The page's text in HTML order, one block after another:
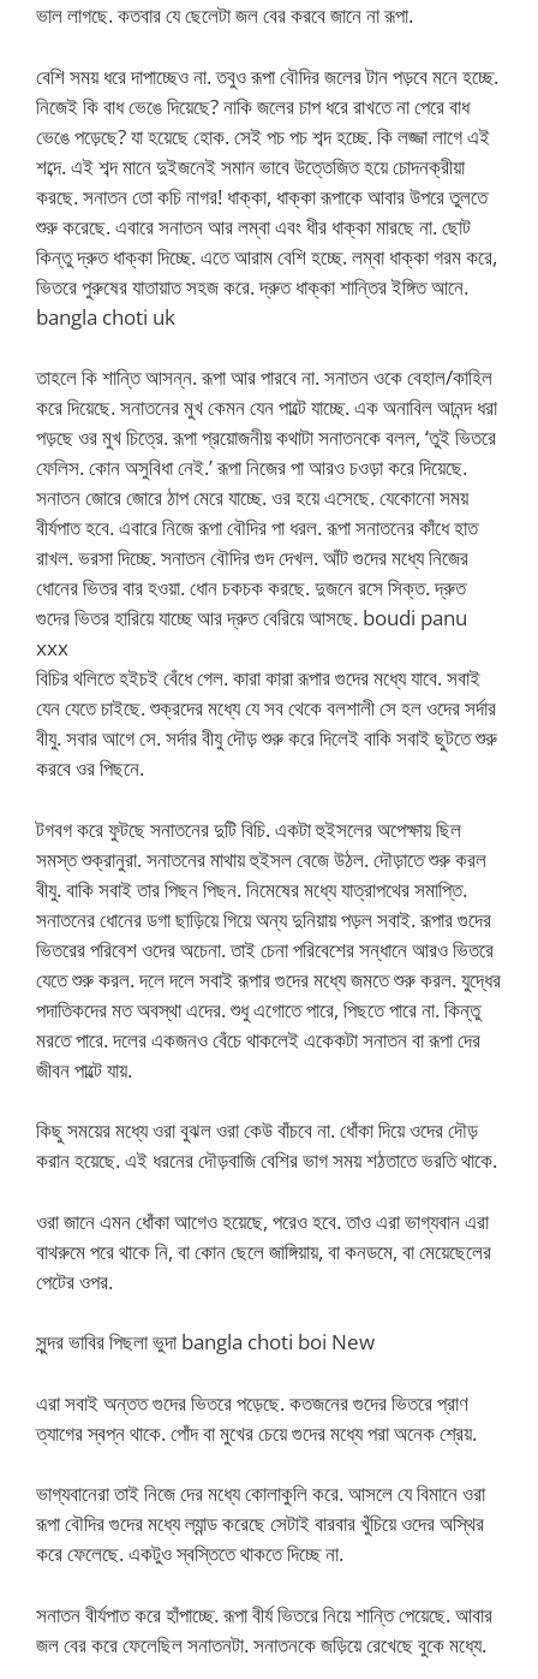
ভাল লাগছে. কতবার যে ছেলেটা জল বের করবে জানে না রূপা.
বেশি সময় ধরে দাপাচ্ছেও না. তবুও রূপা বৌদির জলের টান পড়বে মনে হচ্ছে.
নিজেই কি বাধ ভেঙে দিয়েছে? নাকি জলের চাপ ধরে রাখতে না পেরে বাধ
ভেঙে পড়েছে? যা হয়েছে হোক. সেই পচ পচ শব্দ হচ্ছে. কি লজ্জা লাগে এই
শব্দে. এই শব্দ মানে দুইজনেই সমান ভাবে উত্তেজিত হয়ে চোদনক্রীয়া
করছে. সনাতন তো কচি নাগর! ধাক্কা, ধাক্কা রূপাকে আবার উপরে তুলতে
শুরু করেছে. এবারে সনাতন আর লম্বা এবং ধীর ধাক্কা মারছে না. ছোট
কিন্তু দ্রুত ধাক্কা দিচ্ছে. এতে আরাম বেশি হচ্ছে. লম্বা ধাক্কা গরম করে,
ভিতরে পুরুষের যাতায়াত সহজ করে. দ্রুত ধাক্কা শান্তির ইঙ্গিত আনে.
bangla choti uk
তাহলে কি শান্তি আসন্ন. রূপা আর পারবে না. সনাতন ওকে বেহাল/কাহিল
করে দিয়েছে. সনাতনের মুখ কেমন যেন পাল্টে যাচ্ছে. এক অনাবিল আনন্দ ধরা
পড়ছে ওর মুখ চিত্রে. রূপা প্রয়োজনীয় কথাটা সনাতনকে বলল, ‘তুই ভিতরে
ফেলিস. কোন অসুবিধা নেই.’ রূপা নিজের পা আরও চওড়া করে দিয়েছে.
সনাতন জোরে জোরে ঠাপ মেরে যাচ্ছে. ওর হয়ে এসেছে. যেকোনো সময়
বীর্যপাত হবে. এবারে নিজে রূপা বৌদির পা ধরল. রূপা সনাতনের কাঁধে হাত
রাখল. ভরসা দিচ্ছে. সনাতন বৌদির গুদ দেখল. আঁট গুদের মধ্যে নিজের
ধোনের ভিতর বার হওয়া. ধোন চকচক করছে. দুজনে রসে সিক্ত. দ্রুত
গুদের ভিতর হারিয়ে যাচ্ছে আর দ্রুত বেরিয়ে আসছে. boudi panu
xxx
বিচির থলিতে হইচই বেঁধে গেল. কারা কারা রূপার গুদের মধ্যে যাবে. সবাই
যেন যেতে চাইছে. শুক্রদের মধ্যে যে সব থেকে বলশালী সে হল ওদের সর্দার
বীযু. সবার আগে সে. সর্দার বীযু দৌড় শুরু করে দিলেই বাকি সবাই ছুটতে শুরু
করবে ওর পিছনে.
টগবগ করে ফুটছে সনাতনের দুটি বিচি. একটা হুইসলের অপেক্ষায় ছিল
সমস্ত শুক্রানুরা. সনাতনের মাথায় হুইসল বেজে উঠল. দৌড়াতে শুরু করল
বীযু. বাকি সবাই তার পিছন পিছন. নিমেষের মধ্যে যাত্রাপথের সমাপ্তি.
সনাতনের ধোনের ডগা ছাড়িয়ে গিয়ে অন্য দুনিয়ায় পড়ল সবাই. রূপার গুদের
ভিতরের পরিবেশ ওদের অচেনা. তাই চেনা পরিবেশের সন্ধানে আরও ভিতরে
যেতে শুরু করল. দলে দলে সবাই রূপার গুদের মধ্যে জমতে শুরু করল. যুদ্ধের
পদাতিকদের মত অবস্থা এদের. শুধু এগোতে পারে, পিছতে পারে না. কিন্তু
মরতে পারে. দলের একজনও বেঁচে থাকলেই একেকটা সনাতন বা রূপা দের
জীবন পাল্টে যায়.
কিছু সময়ের মধ্যে ওরা বুঝল ওরা কেউ বাঁচবে না. ধোঁকা দিয়ে ওদের দৌড়
করান হয়েছে. এই ধরনের দৌড়বাজি বেশির ভাগ সময় শঠতাতে ভরতি থাকে.
ওরা জানে এমন ধোঁকা আগেও হয়েছে, পরেও হবে. তাও এরা ভাগ্যবান এরা
বাথরুমে পরে থাকে নি, বা কোন ছেলে জাঙ্গিয়ায়, বা কনডমে, বা মেয়েছেলের
পেটের ওপর.
সুন্দর ভাবির পিছলা ভুদা bangla choti boi New
এরা সবাই অন্তত গুদের ভিতরে পড়েছে. কতজনের গুদের ভিতরে প্রাণ
ত্যাগের স্বপ্ন থাকে. পোঁদ বা মুখের চেয়ে গুদের মধ্যে পরা অনেক শ্রেয়.
ভাগ্যবানেরা তাই নিজে দের মধ্যে কোলাকুলি করে. আসলে যে বিমানে ওরা
রূপা বৌদির গুদের মধ্যে ল্যান্ড করেছে সেটাই বারবার খুঁচিয়ে ওদের অস্থির
করে ফেলেছে. একটুও স্বস্তিতে থাকতে দিচ্ছে না.
সনাতন বীর্যপাত করে হাঁপাচ্ছে. রূপা বীর্য ভিতরে নিয়ে শান্তি পেয়েছে. আবার
জল বের করে ফেলেছিল সনাতনটা. সনাতনকে জড়িয়ে রেখেছে বুকে মধ্যে.